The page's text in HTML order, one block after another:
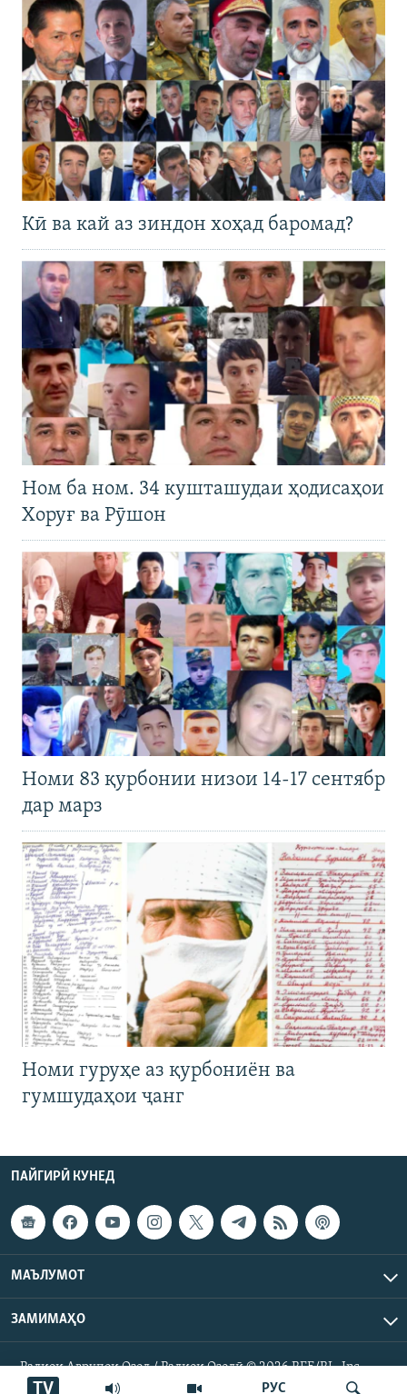
РУС
TV
Кӣ ва кай аз зиндон хоҳад баромад?
Ном ба ном. 34 кушташудаи ҳодисаҳои
Хоруғ ва Рӯшон
Номи 83 қурбонии низои 14-17 сентябр
дар марз
Номи гуруҳе аз қурбониён ва
гумшудаҳои ҷанг
ПАЙГИРӢ КУНЕД
МАЪЛУМОТ
ЗАМИМАҲО
Радиои Аврупои Озод / Радиои Озодӣ © 2026 RFE/RL. Inc.
Ҳамаи ҳуқуқ маҳфуз аст.